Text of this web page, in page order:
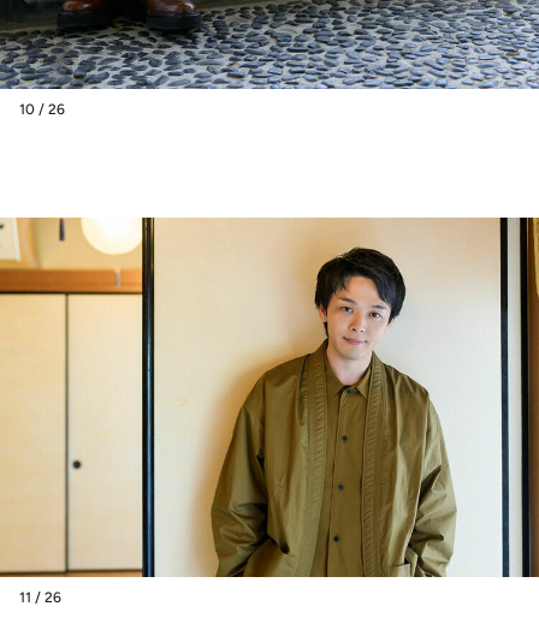
10 / 26
11 / 26